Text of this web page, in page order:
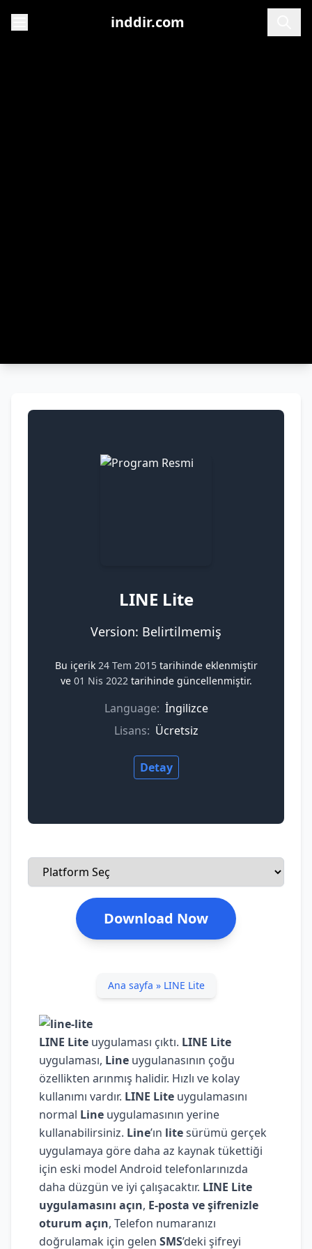
inddir.com
LINE Lite
Version: Belirtilmemiş
Bu içerik 24 Tem 2015 tarihinde eklenmiştir
ve 01 Nis 2022 tarihinde güncellenmiştir.
Language: İngilizce
Lisans: Ücretsiz
Detay
Download Now
Ana sayfa » LINE Lite
LINE Lite uygulaması çıktı. LINE Lite
uygulaması, Line uygulanasının çoğu
özellikten arınmış halidir. Hızlı ve kolay
kullanımı vardır. LINE Lite uygulamasını
normal Line uygulamasının yerine
kullanabilirsiniz. Line’ın litesürümü gerçek
uygulamaya göre daha az kaynak tükettiği
için eski model Android telefonlarınızda
daha düzgün ve iyi çalışacaktır. LINE Lite
uygulamasını açın, E-posta ve şifrenizle
oturum açın, Telefon numaranızı
doğrulamak için gelen SMS’deki şifreyi